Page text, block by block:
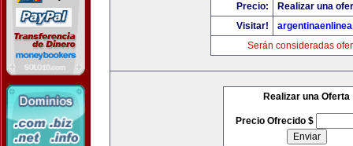
Precio:
Realizar una
Visitar!
Serán consideradas
Realizar una Oferta
Precio Ofrecido $